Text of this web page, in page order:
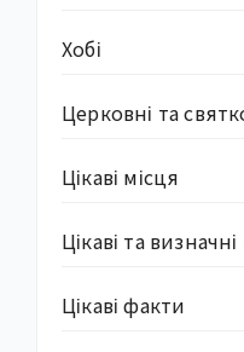
Хобі
Церковні та
Цікаві місця
Цікаві та визначні
Цікаві факти